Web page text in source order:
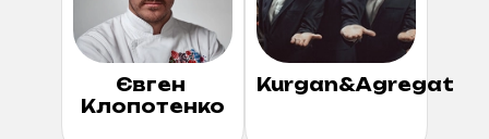
Євген
Клопотенко
Kurgan&Agregat